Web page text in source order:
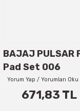
BAJAJ PULSAR
Pad Set 006
Yorum Yap / Yorumları Oku
671,83 TL